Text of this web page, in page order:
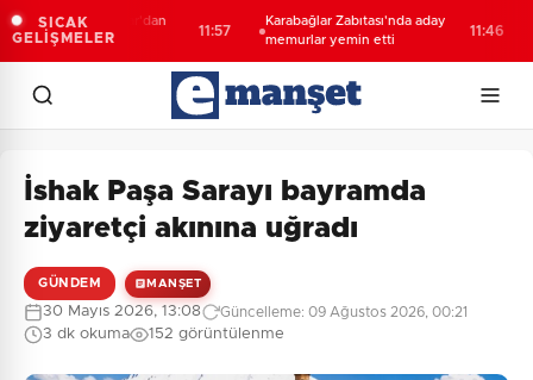
SICAK
GELİŞMELER
7000 Boğazlar'dan
geçti
11:57
Karabağlar Zabıtası'nda aday
memurlar yemin etti
11:46
İshak Paşa Sarayı bayramda
ziyaretçi akınına uğradı
GÜNDEM MANŞET
30 Mayıs 2026, 13:08 Güncelleme: 09 Ağustos 2026, 00:21
3 dk okuma 152 görüntülenme